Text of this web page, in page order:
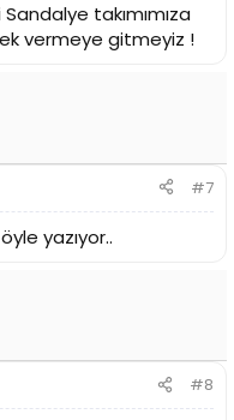
takımımıza
vermeye gitmeyiz !
#7
yazıyor..
#8